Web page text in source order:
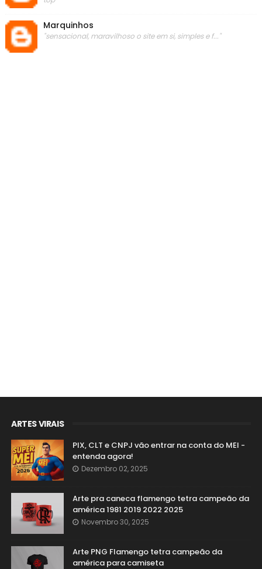
Marquinhos
"sensacional, maravilhoso o site em si, simples e f..."
ARTES VIRAIS
PIX, CLT e CNPJ vão entrar na conta do MEI -
entenda agora!
Dezembro 02, 2025
Arte pra caneca flamengo tetra campeão da
américa 1981 2019 2022 2025
Novembro 30, 2025
Arte PNG Flamengo tetra campeão da
américa para camiseta